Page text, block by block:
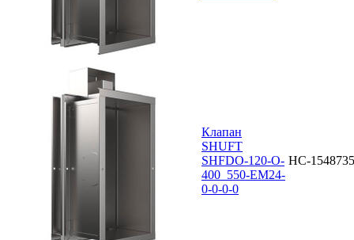
Клапан
SHUFT
SHFDO-120-O-
400_550-EM24-
0-0-0-0
НС-1548735